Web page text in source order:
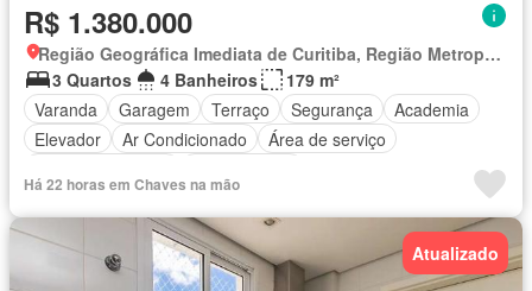
R$ 1.380.000
Região Geográfica Imediata de Curitiba, Região Metropolitana de Curitiba
3 Quartos
4 Banheiros
179 m²
Varanda
Garagem Terraço Segurança
Academia
Elevador
Ar Condicionado
Área de serviço
Há 22 horas em Chaves na mão
Atualizado